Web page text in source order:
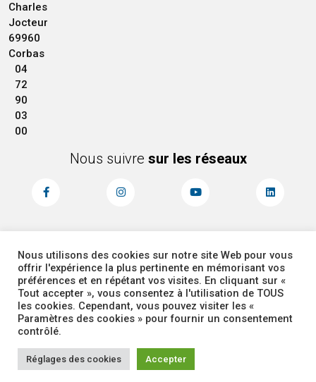
Charles
Jocteur
69960
Corbas
04
72
90
03
00
Nous suivre sur les réseaux
MENTIONS LÉGALES
PLAN DU SITE
ACCESSIBILITÉ
ADMINISTRATEUR
COOKIES
Corbas 2026 Tous droits réservés -
Nous utilisons des cookies sur notre site Web pour vous
offrir l'expérience la plus pertinente en mémorisant vos
préférences et en répétant vos visites. En cliquant sur «
Tout accepter », vous consentez à l'utilisation de TOUS
les cookies. Cependant, vous pouvez visiter les «
Paramètres des cookies » pour fournir un consentement
contrôlé.
Réglages des cookies Accepter